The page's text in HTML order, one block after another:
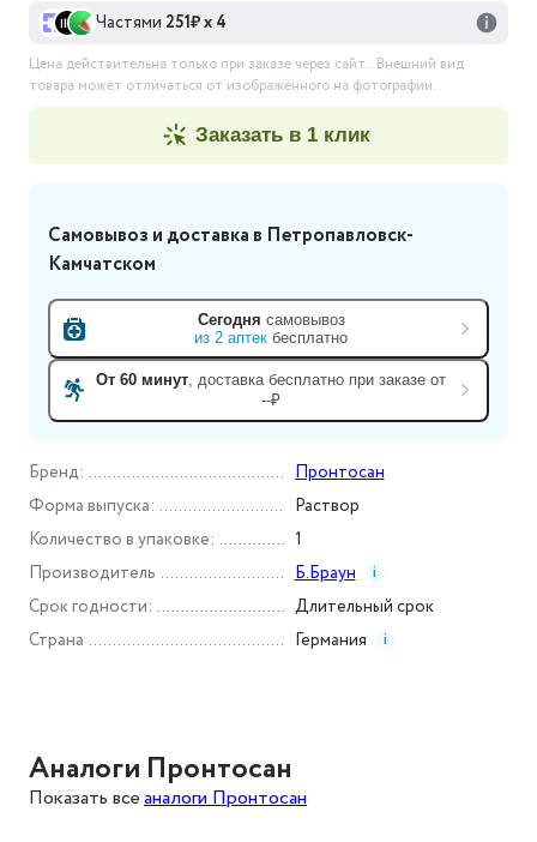
Бренд :
Пронтосан
Форма выпуска :
Раствор
Количество в упаковке :
1
Производитель
Б.Браун i
Срок годности :
Длительный срок
Страна
Германия i
Частями 251 ₽ х 4
Цена действительна только при заказе через сайт. . Внешний вид
товара может отличаться от изображённого на фотографии.
заказать в 1 клик
Самовывоз и доставка в Петропавловск-
Камчатском
Сегодня самовывоз
из 2 аптек бесплатно
От 60 минут , доставка бесплатно при заказе от
--₽
Аналоги Пронтосан
Показать все аналоги Пронтосан